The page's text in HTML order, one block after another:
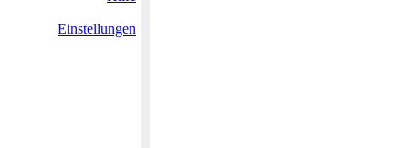
Einstellungen